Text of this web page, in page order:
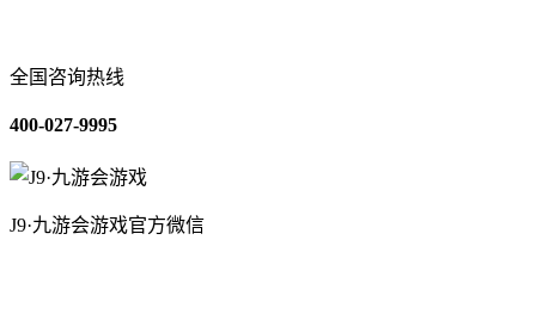
全国咨询热线
400-027-9995
J9·九游会游戏官方微信